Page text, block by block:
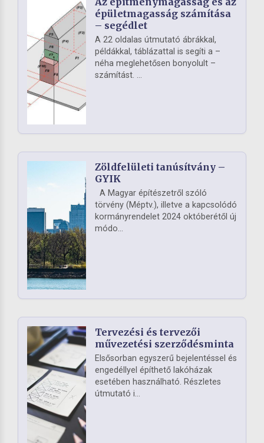
épületmagasság számítása
– segédlet
A 22 oldalas útmutató ábrákkal,
példákkal, táblázattal is segíti a –
néha meglehetősen bonyolult –
számítást. ...
Zöldfelületi tanúsítvány –
GYIK
A Magyar építészetről szóló
törvény (Méptv.), illetve a kapcsolódó
kormányrendelet 2024 októberétől új
módo...
Tervezési és tervezői
művezetési szerződésminta
Elsősorban egyszerű bejelentéssel és
engedéllyel építhető lakóházak
esetében használható. Részletes
útmutató i...